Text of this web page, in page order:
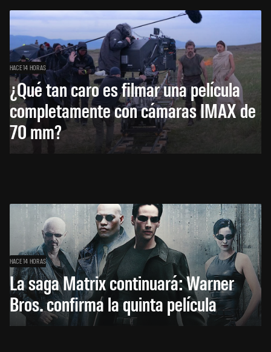
HACE 14 HORAS
¿Qué tan caro es filmar una película
completamente con cámaras IMAX de
70 mm?
HACE 14 HORAS
La saga Matrix continuará: Warner
Bros. confirma la quinta película